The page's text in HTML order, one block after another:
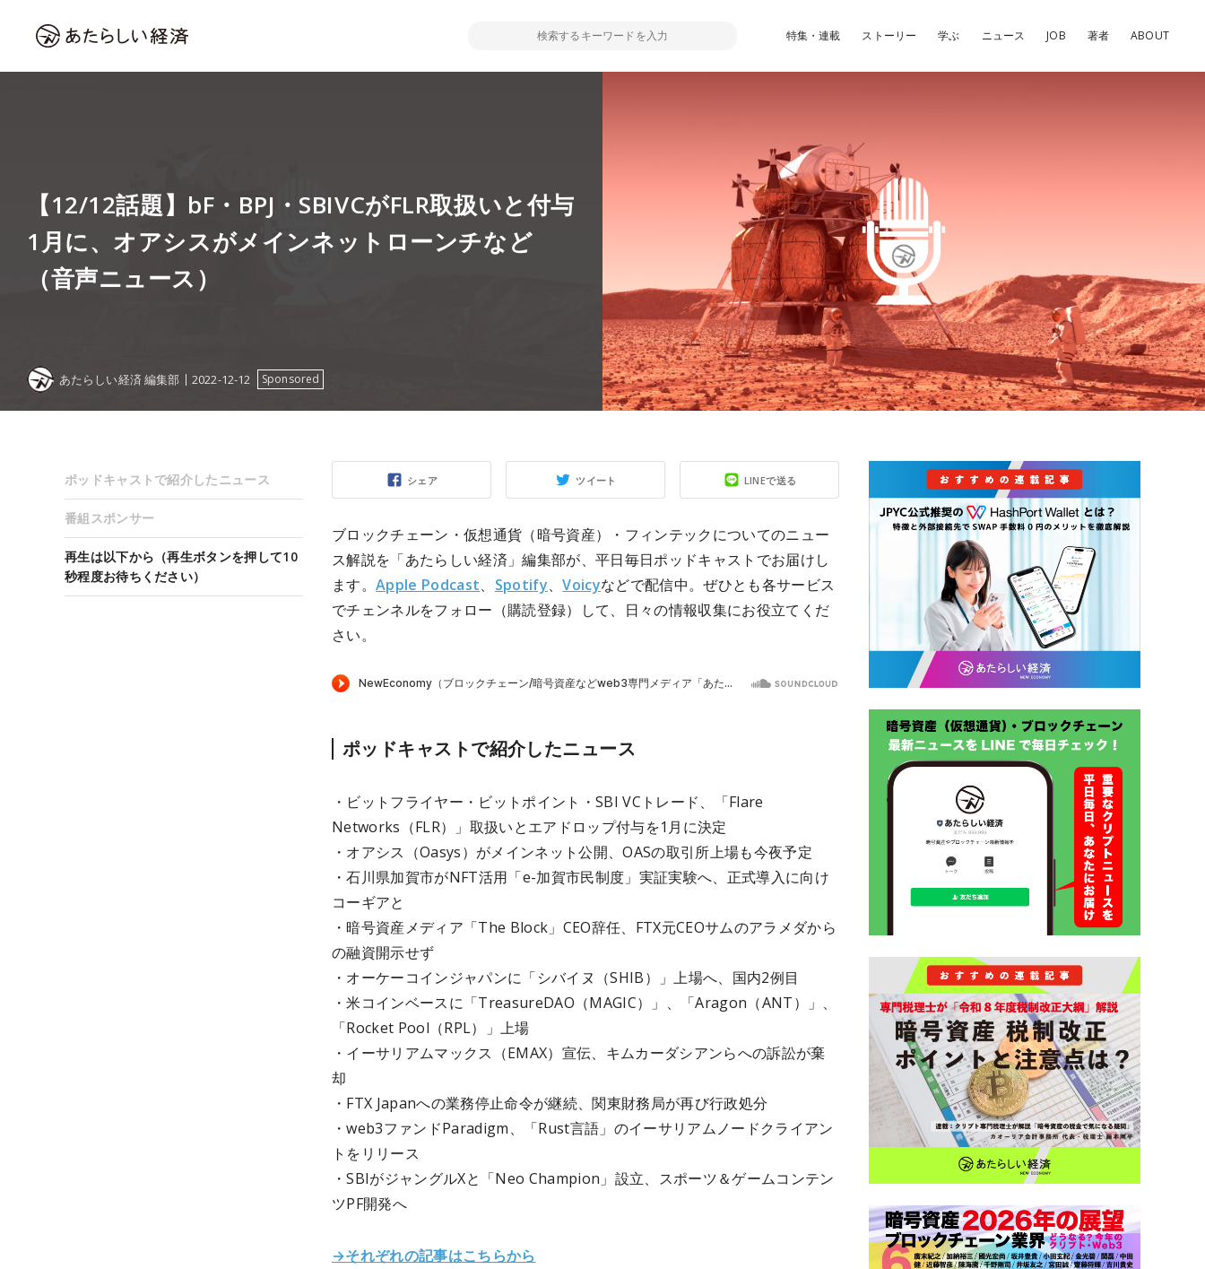
特集・連載 ストーリー 学ぶ ニュース JOB 著者 ABOUT
【12/12話題】bF・BPJ・SBIVCがFLR取扱いと付与
1月に、オアシスがメインネットローンチなど
（音声ニュース）
あたらしい経済 編集部 2022-12-12 Sponsored
シェア ツイート LINEで送る
ブロックチェーン・仮想通貨（暗号資産）・フィンテックについてのニュー
ス解説を「あたらしい経済」編集部が、平日毎日ポッドキャストでお届けし
ます。 Apple Podcast、 Spotify、Voicyなどで配信中。ぜひとも各サービス
でチェンネルをフォロー（購読登録）して、日々の情報収集にお役立てくだ
さい。
ポッドキャストで紹介したニュース
・ビットフライヤー・ビットポイント・SBI VCトレード、「Flare
Networks（FLR）」取扱いとエアドロップ付与を1月に決定
・オアシス（Oasys）がメインネット公開、OASの取引所上場も今夜予定
・石川県加賀市がNFT活用「e-加賀市民制度」実証実験へ、正式導入に向け
コーギアと
・暗号資産メディア「The Block」CEO辞任、FTX元CEOサムのアラメダから
の融資開示せず
・オーケーコインジャパンに「シバイヌ（SHIB）」上場へ、国内2例目
・米コインベースに「TreasureDAO（MAGIC）」、「Aragon（ANT）」、
「Rocket Pool（RPL）」上場
・イーサリアムマックス（EMAX）宣伝、キムカーダシアンらへの訴訟が棄
却
・FTX Japanへの業務停止命令が継続、関東財務局が再び行政処分
・web3ファンドParadigm、「Rust言語」のイーサリアムノードクライアン
トをリリース
・SBIがジャングルXと「Neo Champion」設立、スポーツ＆ゲームコンテン
ツPF開発へ
→それぞれの記事はこちらから
ポッドキャストで紹介したニュース
番組スポンサー
再生は以下から（再生ボタンを押して10
秒程度お待ちください）